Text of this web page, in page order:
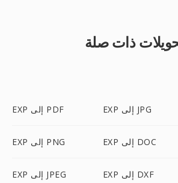
ذات صلة
EXP إلى PDF EXP إلى JPG
EXP إلى PNG EXP إلى DOC
EXP إلى JPEG EXP إلى DXF